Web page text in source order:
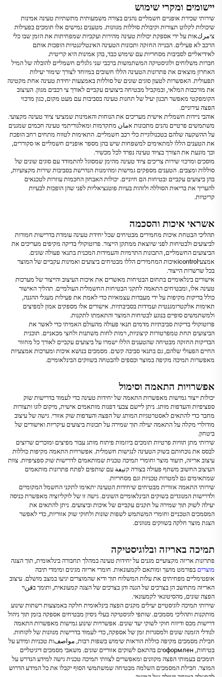
יישומים ומקרי שימוש
שירותי שכירת אופניים חשמליים נהנים בצורה משמעותית מתשתיות טעינה אמינות
שיכולות לקלוט תצורות וקיבולת סוללות מגוונות. מטענים גמישים אלו תומכים בפעילות
ציمركאות על ידי אספקת יכולות טעינה מהירות ועקביות שמפחיתות את הזמן שבו כלי
הרכב לא פעילים. הבנייה החזקה ותכונות הטעינה האינטליגנטיות הופכות אותם
לאידיאליים לסביבות מסחריות עם שימוש כבד, בהן אמינות היא קריטית.
חברות משלוחים ולוגיסטיקה המשתמשות ברכבי שני גלגלים חשמליים להובלה של המיל
האחרון מוצאים את פתרונות הטעינה הללו חשובים במיוחד לצורך שימור יעילות
תפעולית. האפשרות לטעון סוגים שונים של סוללות באמצעות יחידת טעינה אחת מקטינה
את מורכבות המלאי, ובמקביל מבטיחה ביצועים עקביים לאורך צי רכבים מגוון. העיצוב
הקומפקטי מאפשר תכנון יעיל של תחנות טעינה בסביבות עם מעט מקום, כגון מרכזי
הפצה עירוניים.
אוהבי ניידות חשמלית אישית מעריכים את הנוחות והאמינות שמציעי ציוד טעינה מקצועי.
משתמשים פרטיים נהנים מתכונות אمان מתקדמות ומאלגוריתמי טעינה חכמים שמגנים
על ההשקעה שלהם בטכנולוגיית כלי רכב חשמליים. התאימות לטווח מתחים רחב הופכת
את הטענים הללו למתאימים למשפחות שיש בהן מספר אופניים חשמליים או סקוררים,
וכך מונעת את הצורך בציוד טעינה נפרד לכל מכשיר.
מוסכים ומרכזי שירות צריכים ציוד טעינה מהימן שמסוגל להתמודד עם סוגים שונים של
סוללות ומצבים. הטענים מספקים גמישות ומהימנות הנדרשת בסביבות שירות מקצועיות,
בהן ביצועים עקביים ובטיחות הם חיוניים. יכולות האבחון החכמות עוזרות לטכנאים
להעריך את בריאות הסוללה ולזהות בעיות פוטנציאליות לפני שהן הופכות לבעיות
קריטיות.
אשראי איכות והסכמה
תהליכי הבטחת איכות מחמירים מבטיחים שכל יחידת טעינה עומדת בדרישות חמורות
לביצועים ולבטיחות לפני שיוצאת ממתקן הייצור. פרוטוקולי בדיקה מקיפים מעריכים את
הביצועים החשמליים, התכונות התרמיות והעמידות המכנית בתנאי פעולה שונים.
אמצעיicontrolאיכות המחמירים הללו מבטיחים ביצועים ואמינות עקביים של המוצר
בכל שרשרות הייצור.
אישורים בינלאומיים בתחום הבטיחות מאשרים את איכות העיצוב והייצור של מערכות
טעינה אלו, ומבטיחים התאמה לתקני הבטיחות החשמלית העולמיים. תהליך האישור
כולל בדיקות מקיפות על ידי מעבדות עצמאיות כדי לאמת את פעילות מעגלי ההגנה,
תאימות אלקטרומגנטית ועמידות בסביבתיות. אישורים אלו מספקים אמון למפיצים
ולמשתמשים סופיים בנוגע לבטיחות המוצר והתאמתו לתקנות.
פרוטוקולי בדיקות סביבתיות מדמים תנאי פעולה מהעולם האמיתי כדי לאשר את
הביצועים תחת טמפרטורות קיצוניות, רמות לחות משתנות ולחצי מכאניים. תוכנית
הבדיקות החזקה מבטיחה שהטענים הללו ישמרו על ביצועים עקביים לאורך כל מחזור
החיים הפעולי שלהם, גם בתנאי סביבה קשים. מסמכים בנושא איכות ומערכות אמצעיות
מאפשרות תמיכה מקיפה במוצר וכספים להבטחה בשווקים הבינלאומיים.
אפשרויות התאמה וסימול
יכולות ייצור גמישות מאפשרות התאמה של יחידות טעינה כדי לעמוד בדרישות שוק
ספציפיות והעדפות מותג. ניתן ליישם צבעי דפנות מותאמים אישית, מיקום לוגו ותצורות
מחבר כדי להתאים לאסטרטגיות המותג של הפצה והעדפות שוק אזורי. גישה של עיצוב
מודולרי מקלה על התאמה יעילה תוך שמירה על תכונות ביצועים עיקריות ואישורים של
ביטחון.
שירותי מתן תוויות פרטיות תומכים ביוזמות פיתוח מותג עבור מפיצים ומוכרים שרוצים
לבסס את נוכחותם בשוק הטעינה לנגישות חשמלית. אפשרויות התאמה מקיפות כוללות
עיצוב אריזה, תיעוד מוצר וחומרי תמיכה טכנית שמותאמים לדרישות שוק ספציפיות. צוות
העיצוב החשוב משתף פעולה בצורה קثيفة עם שותפים לפתח פתרונות מותאמים
שמתאימים גם למטרות טכניות וגם מסחריות.
שירותי התאמה אזורית מבטיחים שיחידות הטעינה יתאימו לתקני החשמל המקומיים
ולדרישות המנוגדים בשוקים הבינלאומיים השונים. גישה זו של לוקליזציה מאפשרת כניסה
יעילה לשוק תוך שמירה על תקנים עקביים של איכות וביצועים. ניתן להתאים את
המסמכים הטכניים וחומרי המשתמש לשפות שונות ולחוקי שוק אזוריות, כדי לאפשר
הצגת מוצר חלקה בשווקים מגוונים.
תמיכה באריזה ובלוגיסטיקה
פתרונות אריזה מקצועיים מגנים על יחידות טעינה במהלך תחבורה בינלאומית, תוך הצגה
מוצרים בפורמט מושך ומותאם לקמעונאות. חומרי אריזה מגינים ומימדי תיבה
אופטימליים מפחיתים את עלות המשלוח תוך ודיא שהמוצרים יגיעו במצב מושלם. עיצוב
האריזה מתחשב הן בצרכים של הגנה והן בצרכים של הצגה קמעונאית, ותומך בقنוי
הפצה שונים, מהסיטונאי לקמעונאי.
שירותי תמיכה לוגיסטיים יעילים מקנים הפצה בינלאומית חלקה באמצעות רשתות שינוע
מותקנות ותהליכי מסמכים. שותפי לוגיסטיקה בעלי ניסיון מבטיחים אספקה בזמן תוך ניהול
דרישות מכס ודיווח חוקי לשוקי יעד שונים. אפשרויות שינוע גמישות מאפשרות התאמה
לגודלי הזמנה שונים ולמסגרות זמן של אספקה, כדי לעמוד בדרישות מגוונות של לקוחות.
חבילת מסמכים מקיפה כוללת הוראות שימוש בשפות רבות, مواصفות טכניות ומידע על
בטיחות, оформленים בהתאם לשוקים אזוריים שונים. משאבי מסמכים דיגיטליים
תומכים בעמותי הפצה מקוונים ומאפשרים לצוותי תמיכה טכנית גישה למידע הנדרש על
המוצר. חבילת המסמכים השלמה מבטיחה שמשתמשי הסוף יקבלו את כל המידע הדרוש